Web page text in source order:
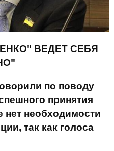
ВЕДЕТ СЕБЯ
по поводу
принятия
нет необходимости
так как голоса